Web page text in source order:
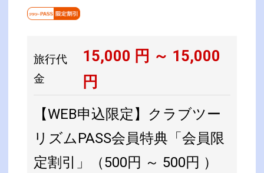
旅行代
金
15,000 円 ～ 15,000
円
【WEB申込限定】クラブツー
リズムPASS会員特典「会員限
定割引」（500円 ～ 500円 ）